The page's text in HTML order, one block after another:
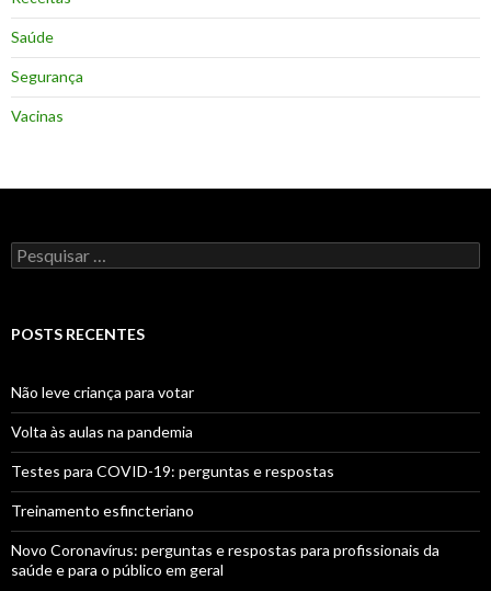
Saúde
Segurança
Vacinas
Pesquisar
por:
POSTS RECENTES
Não leve criança para votar
Volta às aulas na pandemia
Testes para COVID-19: perguntas e respostas
Treinamento esfincteriano
Novo Coronavírus: perguntas e respostas para profissionais da
saúde e para o público em geral